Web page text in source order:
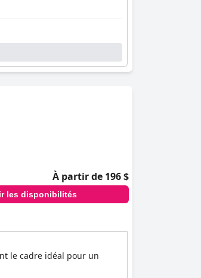
À partir de 196 $
les disponibilités
le cadre idéal pour un